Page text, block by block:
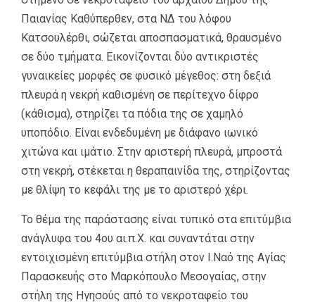
Παιανίας Καθύπερθεν, στα ΝΔ του λόφου
Κατσουλέρθι, σώζεται αποσπασματικά, θραυσμένο
σε δύο τμήματα. Εικονίζονται δύο αντικριστές
γυναικείες μορφές σε φυσικό μέγεθος: στη δεξιά
πλευρά η νεκρή καθισμένη σε περίτεχνο δίφρο
(κάθισμα), στηρίζει τα πόδια της σε χαμηλό
υποπόδιο. Είναι ενδεδυμένη με διάφανο ιωνικό
χιτώνα και ιμάτιο. Στην αριστερή πλευρά, μπροστά
στη νεκρή, στέκεται η θεραπαινίδα της, στηρίζοντας
με θλίψη το κεφάλι της με το αριστερό χέρι.
Το θέμα της παράστασης είναι τυπικό στα επιτύμβια
ανάγλυφα του 4ου αι.π.Χ. και συναντάται στην
εντοιχισμένη επιτύμβια στήλη στον Ι.Ναό της Αγίας
Παρασκευής στο Μαρκόπουλο Μεσογαίας, στην
στήλη της Ηγησούς από το νεκροταφείο του